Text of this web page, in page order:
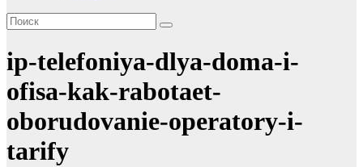
ip-telefoniya-dlya-doma-i-
ofisa-kak-rabotaet-
oborudovanie-operatory-i-
tarify